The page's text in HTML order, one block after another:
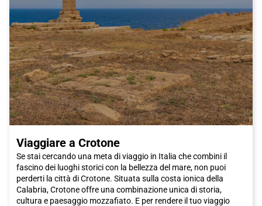
Viaggiare a Crotone
Se stai cercando una meta di viaggio in Italia che combini il
fascino dei luoghi storici con la bellezza del mare, non puoi
perderti la città di Crotone. Situata sulla costa ionica della
Calabria, Crotone offre una combinazione unica di storia,
cultura e paesaggio mozzafiato. E per rendere il tuo viaggio